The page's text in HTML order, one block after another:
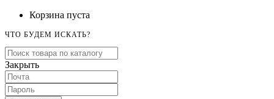
Корзина пуста
ЧТО БУДЕМ ИСКАТЬ?
Закрыть